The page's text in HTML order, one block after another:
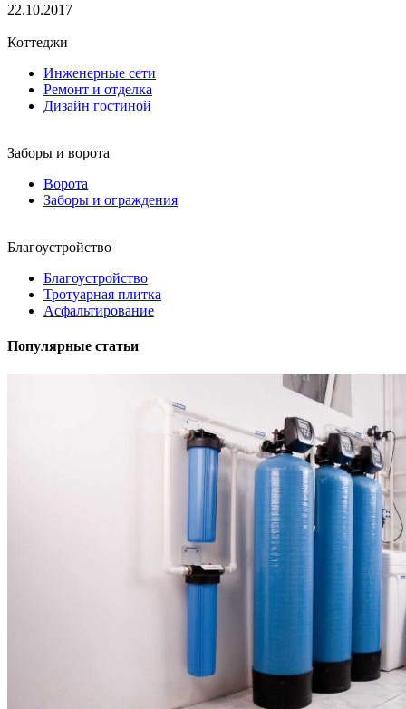
22.10.2017
Коттеджи
Инженерные сети
Ремонт и отделка
Дизайн гостиной
Заборы и ворота
Ворота
Заборы и ограждения
Благоустройство
Благоустройство
Тротуарная плитка
Асфальтирование
Популярные статьи